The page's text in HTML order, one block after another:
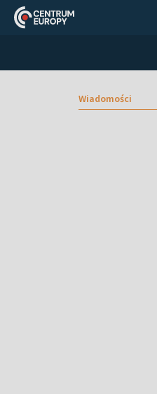
Wiadomości